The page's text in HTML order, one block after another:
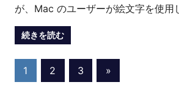
が、Mac のユーザーが絵文字を使用
続きを読む
投
1 2 3
Next
Posts
»